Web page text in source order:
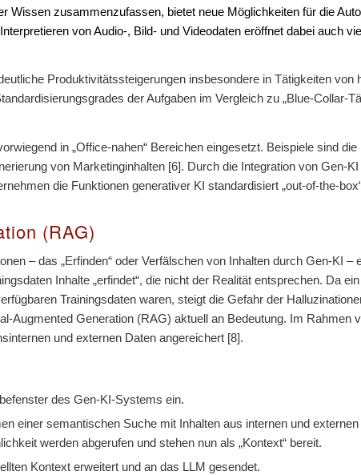
Wissen zusammenzufassen, bietet neue Möglichkeiten für die
von Audio-, Bild- und Videodaten eröffnet dabei auch
Produktivitätssteigerungen insbesondere in Tätigkeiten von
der Aufgaben im Vergleich zu „Blue-Collar-
in „Office-nahen“ Bereichen eingesetzt. Beispiele sind
von Marketinginhalten [6]. Durch die Integration von Gen-
die Funktionen generativer KI standardisiert „out-of-the-
(RAG)
– das „Erfinden“ oder Verfälschen von Inhalten durch Gen-KI
Inhalte „erfindet“, die nicht der Realität entsprechen. Da
Trainingsdaten waren, steigt die Gefahr der
Augmented Generation (RAG) aktuell an Bedeutung. Im
und externen Daten angereichert [8].
des Gen-KI-Systems ein.
einer semantischen Suche mit Inhalten aus internen und
werden abgerufen und stehen nun als „Kontext“ bereit.
Kontext erweitert und an das LLM gesendet.